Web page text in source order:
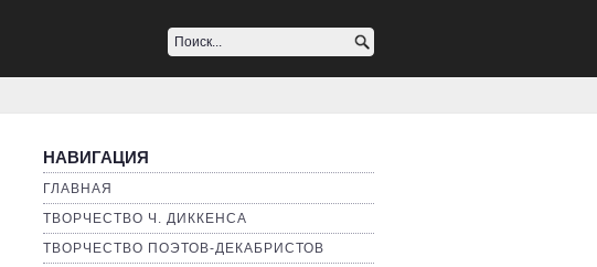
НАВИГАЦИЯ
ГЛАВНАЯ
ТВОРЧЕСТВО Ч. ДИККЕНСА
ТВОРЧЕСТВО ПОЭТОВ-ДЕКАБРИСТОВ